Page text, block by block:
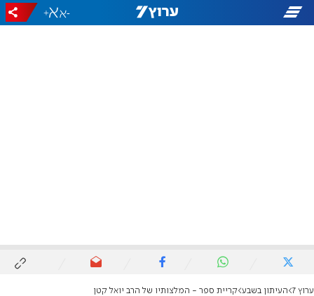
-
+
ערוץ 7 העיתון בשבע קריית ספר - המלצותיו של הרב יואל קטן